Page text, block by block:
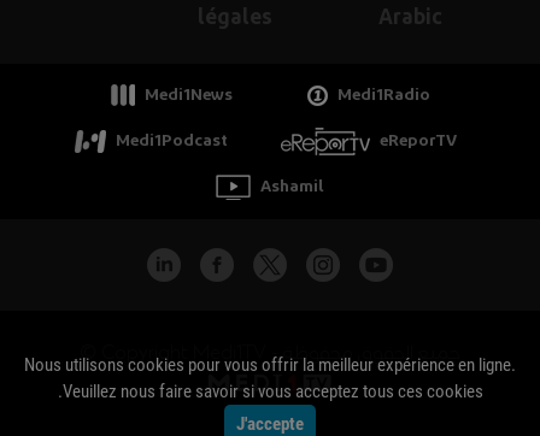
Arabic
légales
Medi1News Medi1Radio
Medi1Podcast eReporTV
Ashamil
جميع الحقوق محفوظة - Copyright Medi1TV ©
Nous utilisons cookies pour vous offrir la meilleur expérience en ligne.
Veuillez nous faire savoir si vous acceptez tous ces cookies.
J'accepte